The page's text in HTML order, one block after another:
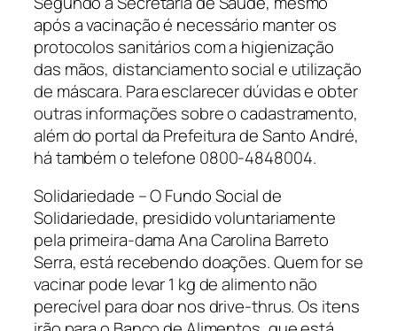
após a vacinação é necessário manter os
protocolos sanitários com a higienização
das mãos, distanciamento social e utilização
de máscara. Para esclarecer dúvidas e obter
outras informações sobre o cadastramento,
além do portal da Prefeitura de Santo André,
há também o telefone 0800-4848004.
Solidariedade – O Fundo Social de
Solidariedade, presidido voluntariamente
pela primeira-dama Ana Carolina Barreto
Serra, está recebendo doações. Quem for se
vacinar pode levar 1 kg de alimento não
perecível para doar nos drive-thrus. Os itens